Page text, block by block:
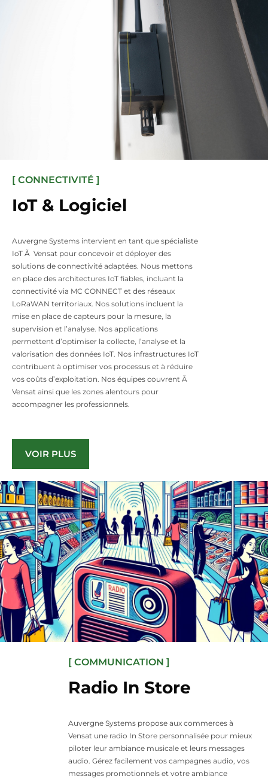
[ CONNECTIVITÉ ]
IoT & Logiciel
Auvergne Systems intervient en tant que spécialiste
IoT Ã Vensat pour concevoir et déployer des
solutions de connectivité adaptées. Nous mettons
en place des architectures IoT fiables, incluant la
connectivité via MC CONNECT et des réseaux
LoRaWAN territoriaux. Nos solutions incluent la
mise en place de capteurs pour la mesure, la
supervision et l’analyse. Nos applications
permettent d’optimiser la collecte, l’analyse et la
valorisation des données IoT. Nos infrastructures IoT
contribuent à optimiser vos processus et à réduire
vos coûts d’exploitation. Nos équipes couvrent Ã
Vensat ainsi que les zones alentours pour
accompagner les professionnels.
VOIR PLUS
[ COMMUNICATION ]
Radio In Store
Auvergne Systems propose aux commerces à
Vensat une radio In Store personnalisée pour mieux
piloter leur ambiance musicale et leurs messages
audio. Gérez facilement vos campagnes audio, vos
messages promotionnels et votre ambiance